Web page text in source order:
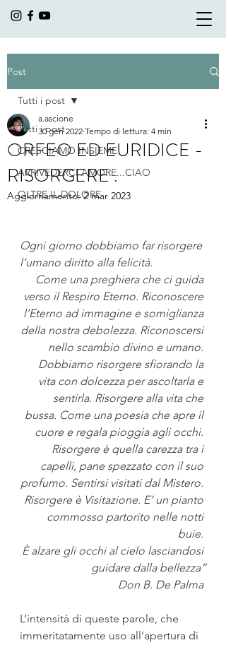
Post
Tutti i post
CRESCIAMO INSIEME
ARRIVEDERCI AMORE...CIAO
OLTRE IL DOLORE
Tutti i post
ORFEO ED EURIDICE -
RISORGERE .
a.ascione
30 gen 2022 Tempo di lettura: 4 min
Aggiornamento:2 mar 2023
Ogni giorno dobbiamo far risorgere
l’umano diritto alla felicità.
Come una preghiera che ci guida
verso il Respiro Eterno. Riconoscere
l’Eterno ad immagine e somiglianza
della nostra debolezza. Riconoscersi
nello scambio divino e umano.
Dobbiamo risorgere sfiorando la
vita con dolcezza per ascoltarla e
sentirla. Risorgere alla vita che
bussa. Come una poesia che apre il
cuore e regala pioggia agli occhi.
Risorgere è quella carezza tra i
capelli, pane spezzato con il suo
profumo. Sentirsi visitati dal Mistero.
Risorgere è Visitazione. E’ un pianto
commosso partorito nelle notti
buie.
È alzare gli occhi al cielo lasciandosi
guidare dalla bellezza”
Don B. De Palma
L’intensità di queste parole, che
immeritatamente uso all’apertura di